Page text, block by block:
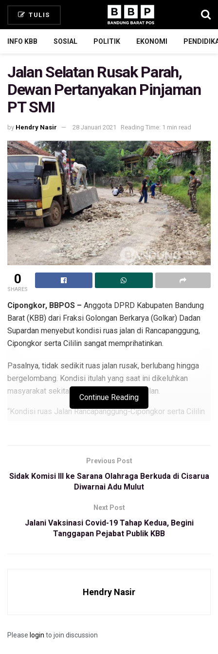
TULIS
INFO KBB SOSIAL POLITIK EKONOMI
Jalan Selatan Rusak Parah,
Dewan Pertanyakan Pinjaman
PT SMI
by Hendry Nasir 28 Januari 2021 Reading Time: 1 min read
0
SHARES
Cipongkor, BBPOS – Anggota DPRD Kabupaten Bandung
Barat (KBB) dari Fraksi Golongan Berkarya (Golkar) Dadan
Supardan menyebut kondisi ruas jalan di Rancapanggung,
Cipongkor serta Cililin sangat memprihatinkan.
Pasalnya, tidak sedikit ruas jalan rusak, berlubang hingga
bergelombang. Kondisi itulah yang saat ini dikeluhkan
masyarakat sekitar sekaligus pengguna jalan.
“Kondisi ruas Jalan Rancapanggung-Cipongkor serta Cililin
melanjutkan program pinjaman anggaran ke PT Sarana Multi
dan pembangunan insfrastruktur.
“Pinjaman sdbesar Rp 285.500.400.000 itu untuk
pembangunan ruas jalan di Bandung Barat bagian selatan,”
Sukmawijaya mengatakan, pengerjaan jalan yang pinjam dari
PT SMI harusnya multiyears kontrak pelaksanaan pekerjaan
Continue Reading
Previous Post
Sidak Komisi III ke Sarana Olahraga Berkuda di Cisarua
Diwarnai Adu Mulut
Next Post
Jalani Vaksinasi Covid-19 Tahap Kedua, Begini
Tanggapan Pejabat Publik KBB
Hendry Nasir
Please login to join discussion